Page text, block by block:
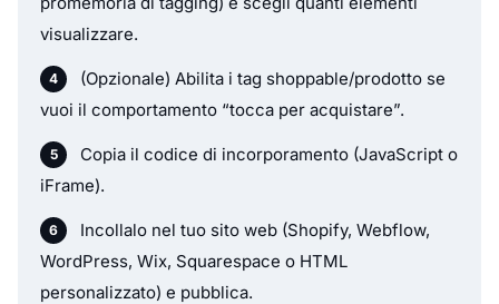
visualizzare.
(Opzionale) Abilita i tag shoppable/prodotto se
vuoi il comportamento “tocca per acquistare”.
Copia il codice di incorporamento (JavaScript o
iFrame).
Incollalo nel tuo sito web (Shopify, Webflow,
WordPress, Wix, Squarespace o HTML
personalizzato) e pubblica.